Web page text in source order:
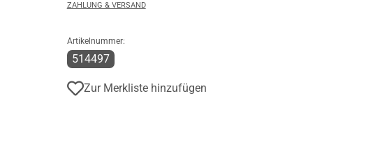
ZAHLUNG & VERSAND
Artikelnummer:
514497
Zur Merkliste hinzufügen